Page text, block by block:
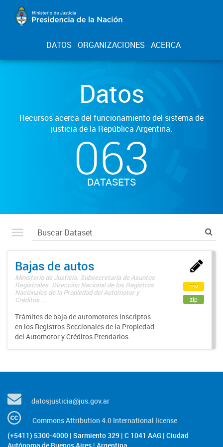
DATOS ORGANIZACIONES ACERCA
Datos
Recursos acerca del funcionamiento del sistema de
justicia de la República Argentina.
063
DATASETS
Bajas de autos
Ministerio de Justicia. Subsecretaría de Asuntos
Registrales. Dirección Nacional de los Registros
Nacionales de la Propiedad del Automotor y
Créditos ...
Trámites de baja de automotores inscriptos
en los Registros Seccionales de la Propiedad
del Automotor y Créditos Prendarios
csv
zip
datosjusticia@jus.gov.ar
Commons Attribution 4.0 International license
(+5411) 5300-4000 | Sarmiento 329 | C 1041 AAG | Ciudad